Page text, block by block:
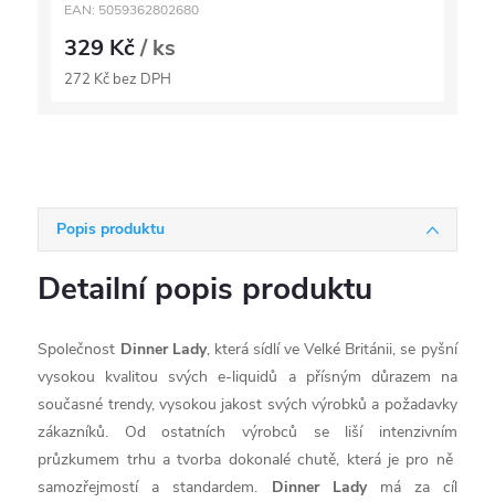
EAN: 5059362802680
329 Kč/ ks
272 Kč bez DPH
Popis produktu
Detailní popis produktu
Společnost Dinner Lady, která sídlí ve Velké Británii, se pyšní
vysokou kvalitou svých e-liquidů a přísným důrazem na
současné trendy, vysokou jakost svých výrobků a požadavky
zákazníků. Od ostatních výrobců se liší intenzivním
průzkumem trhu a tvorba dokonalé chutě, která je pro ně
samozřejmostí a standardem. Dinner Lady má za cíl